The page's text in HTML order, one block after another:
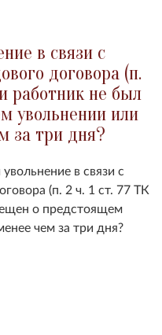
в связи с
договора (п.
работник не был
увольнении или
за три дня?
в связи с
(п. 2 ч. 1 ст. 77 ТК
о предстоящем
чем за три дня?